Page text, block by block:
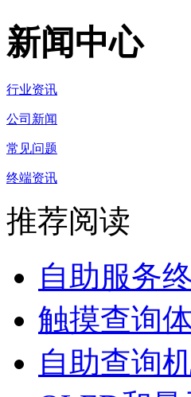
新闻中心
行业资讯
公司新闻
常见问题
终端资讯
推荐阅读
自助服务
触摸查询
自助查询